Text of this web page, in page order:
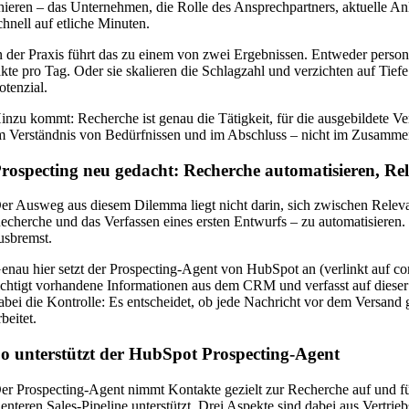
– das Unter­neh­men, die Rol­le des Ansprech­part­ners, aktu­el­le
auf etli­che Minuten.
der Pra­xis führt das zu einem von zwei Ergeb­nis­sen. Ent­we­der
pro Tag. Oder sie ska­lie­ren die Schlag­zahl und ver­zich­ten auf
kommt: Recher­che ist genau die Tätig­keit, für die aus­ge­bil­de­te
Ver­ständ­nis von Bedürf­nis­sen und im Abschluss – nicht im
neu gedacht: Recherche automatisieren,
Aus­weg aus die­sem Dilem­ma liegt nicht dar­in, sich zwi­schen
und das Ver­fas­sen eines ers­ten Ent­wurfs – zu
hier setzt der Pro­s­pec­ting-Agent von Hub­S­pot an (ver­linkt auf
vor­han­de­ne Infor­ma­tio­nen aus dem CRM und ver­fasst auf
die Kon­trol­le: Es ent­schei­det, ob jede Nach­richt vor dem
unterstützt der HubSpot Prospecting-Agent
Pro­s­pec­ting-Agent nimmt Kon­tak­te gezielt zur Recher­che auf und
Sales-Pipe­line unter­stützt. Drei Aspek­te sind dabei aus